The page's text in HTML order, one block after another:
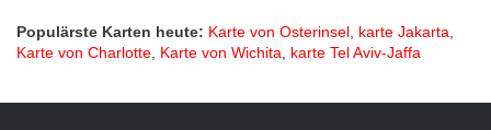
Populärste Karten heute: Karte von Osterinsel, karte Jakarta,
Karte von Charlotte, Karte von Wichita, karte Tel Aviv-Jaffa